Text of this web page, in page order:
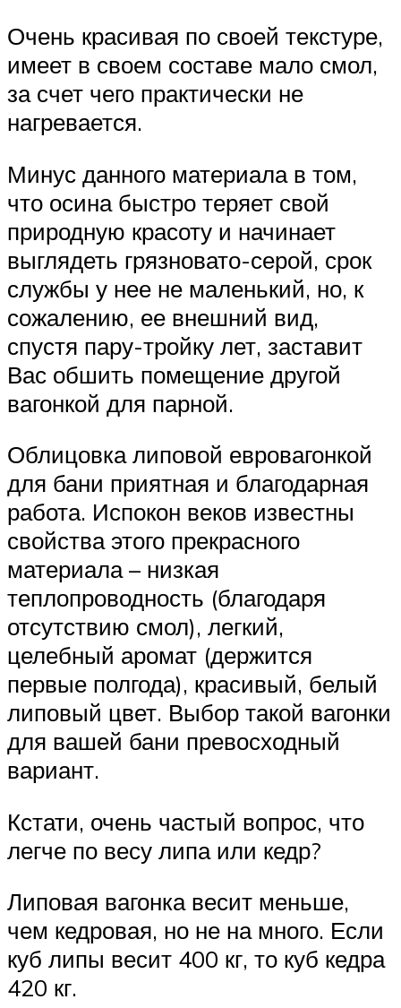
Очень красивая по своей текстуре,
имеет в своем составе мало смол,
за счет чего практически не
нагревается.
Минус данного материала в том,
что осина быстро теряет свой
природную красоту и начинает
выглядеть грязновато-серой, срок
службы у нее не маленький, но, к
сожалению, ее внешний вид,
спустя пару-тройку лет, заставит
Вас обшить помещение другой
вагонкой для парной.
Облицовка липовой евровагонкой
для бани приятная и благодарная
работа. Испокон веков известны
свойства этого прекрасного
материала – низкая
теплопроводность (благодаря
отсутствию смол), легкий,
целебный аромат (держится
первые полгода), красивый, белый
липовый цвет. Выбор такой вагонки
для вашей бани превосходный
вариант.
Кстати, очень частый вопрос, что
легче по весу липа или кедр?
Липовая вагонка весит меньше,
чем кедровая, но не на много. Если
куб липы весит 400 кг, то куб кедра
420 кг.